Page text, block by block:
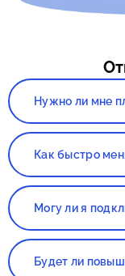
Нужно ли мне
Нет. Сервис, а
Как быстро
Все зависит от
подключают в
Могу ли я
Да, вы сможете
приобретаться
Будет ли